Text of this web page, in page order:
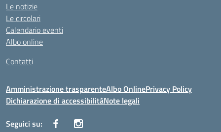
Le notizie
Le circolari
Calendario eventi
Albo online
Contatti
Amministrazione trasparenteAlbo OnlinePrivacy Policy
Dichiarazione di accessibilitàNote legali
Seguici su: